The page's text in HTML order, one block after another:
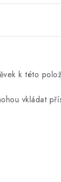
k této
vkládat